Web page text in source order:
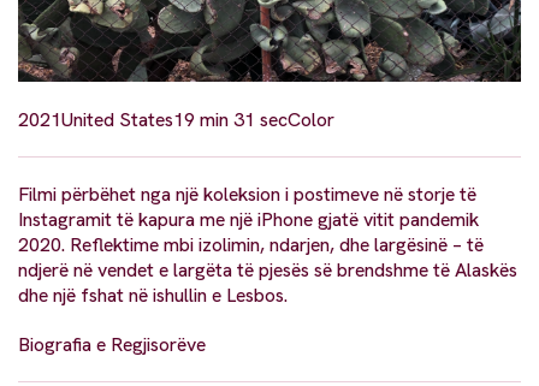
2021United States19 min 31 secColor
Filmi përbëhet nga një koleksion i postimeve në storje të
Instagramit të kapura me një iPhone gjatë vitit pandemik
2020. Reflektime mbi izolimin, ndarjen, dhe largësinë – të
ndjerë në vendet e largëta të pjesës së brendshme të Alaskës
dhe një fshat në ishullin e Lesbos.
Biografia e Regjisorëve